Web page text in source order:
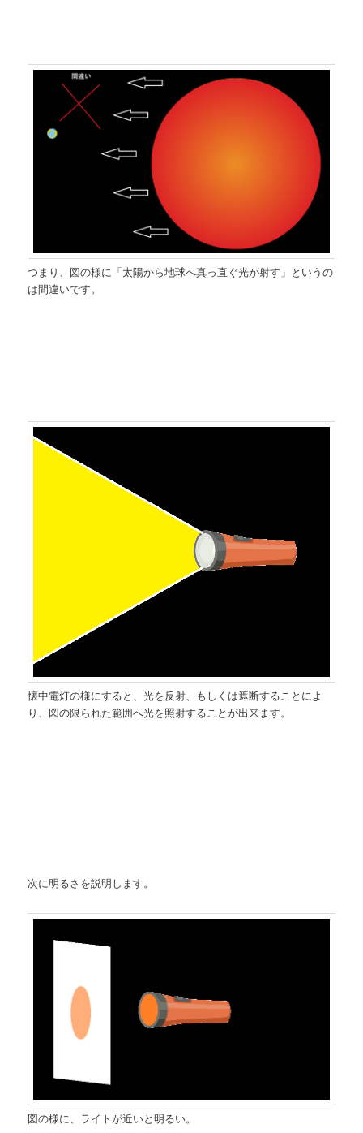
つまり、図の様に「太陽から地球へ真っ直ぐ光が射す」というの
は間違いです。
懐中電灯の様にすると、光を反射、もしくは遮断することによ
り、図の限られた範囲へ光を照射することが出来ます。
次に明るさを説明します。
図の様に、ライトが近いと明るい。